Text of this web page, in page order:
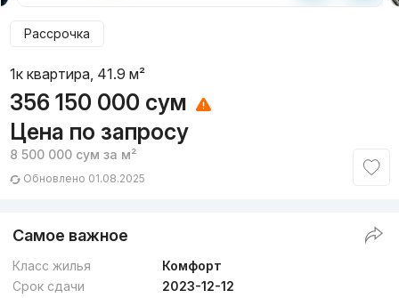
Рассрочка
1к квартира, 41.9 м²
356 150 000 сум
Цена по запросу
8 500 000 сум за м²
Обновлено 01.08.2025
Самое важное
Класс жилья
Комфорт
Срок сдачи
2023-12-12